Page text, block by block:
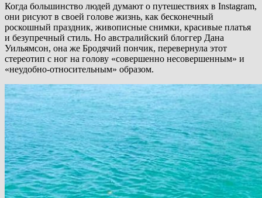
Когда большинство людей думают о путешествиях в Instagram,
они рисуют в своей голове жизнь, как бесконечный
роскошный праздник, живописные снимки, красивые платья
и безупречный стиль. Но австралийский блоггер Дана
Уильямсон, она же Бродячий пончик, перевернула этот
стереотип с ног на голову «совершенно несовершенным» и
«неудобно-относительным» образом.